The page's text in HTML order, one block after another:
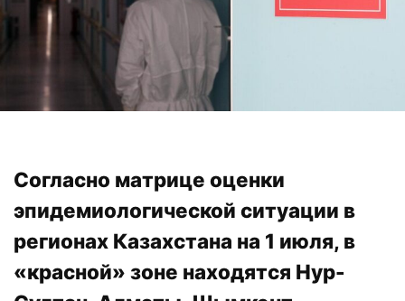
Согласно матрице оценки
эпидемиологической ситуации в
регионах Казахстана на 1 июля, в
«красной» зоне находятся Нур-